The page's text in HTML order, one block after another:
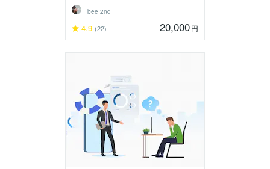
bee 2nd
4.9 (22) 20,000円